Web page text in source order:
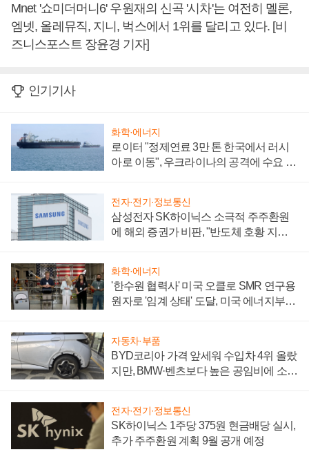
Mnet '쇼미더머니6' 우원재의 신곡 '시차'는 여전히 멜론,
엠넷, 올레뮤직, 지니, 벅스에서 1위를 달리고 있다. [비
즈니스포스트 장윤경 기자]
인기기사
화학·에너지
로이터 "정제연료 3만 톤 한국에서 러시
아로 이동", 우크라이나의 공격에 수요 늘
전자·전기·정보통신
삼성전자 SK하이닉스 소극적 주주환원
에 해외 증권가 비판, "반도체 호황 지속
화학·에너지
'한수원 협력사' 미국 오클로 SMR 연구용
원자로 '임계 상태' 도달, 미국 에너지부
자동차·부품
BYD코리아 가격 앞세워 수입차 4위 올랐
지만, BMW·벤츠보다 높은 공임비에 소비
전자·전기·정보통신
SK하이닉스 1주당 375원 현금배당 실시,
추가 주주환원 계획 9월 공개 예정